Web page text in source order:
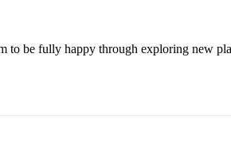
to be fully happy through exploring new